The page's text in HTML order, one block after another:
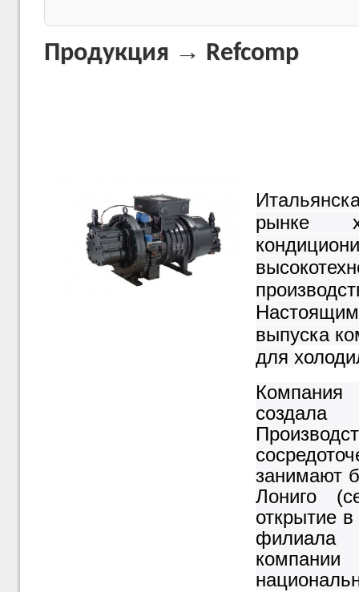
Продукция → Refcomp
рынке
выпуска
для
Компания
занимают
Лониго
открытие
филиала